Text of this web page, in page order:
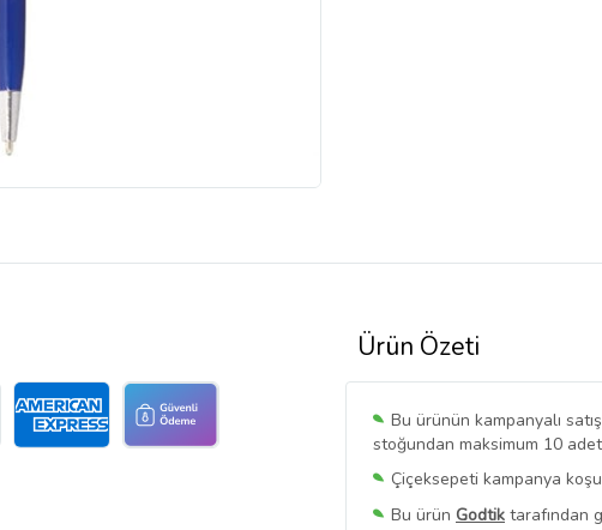
Ürün Özeti
Bu ürünün kampanyalı
stoğundan maksimum 10
Çiçeksepeti kampanya
Bu ürün Godtik tarafından